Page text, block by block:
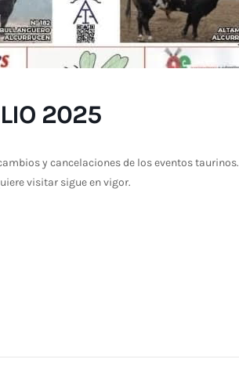
2025
y cancelaciones de los eventos taurinos.
visitar sigue en vigor.